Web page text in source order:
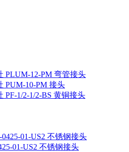
PLUM-12-PM 弯管接头
PUM-10-PM 接头
PF-1/2-1/2-BS 黄铜接头
01-US2 不锈钢接头